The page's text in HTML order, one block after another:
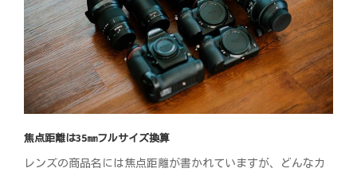
焦点距離は35㎜フルサイズ換算
レンズの商品名には焦点距離が書かれていますが、どんなカ